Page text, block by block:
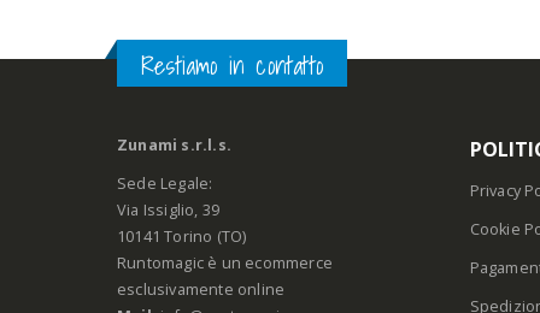
Restiamo in contatto
Zunami s.r.l.s.
Sede Legale:
Via Issiglio, 39
10141 Torino (TO)
Runtomagic è un ecommerce
esclusivamente online
Privacy
Cookie